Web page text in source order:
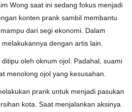
Wong saat ini sedang fokus menjadi
konten prank sambil membantu
dari segi ekonomi. Dalam
dengan artis lain.
oleh oknum ojol. Padahal, suami
menolong ojol yang kesusahan.
prank untuk menjadi pasukan
kota. Saat menjalankan aksinya